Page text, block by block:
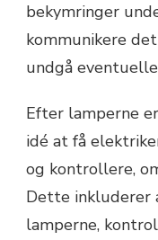
bekymringer
kommunikere
undgå
Efter lamperne
idé at få
og kontrollere,
Dette inkluderer
lamperne,